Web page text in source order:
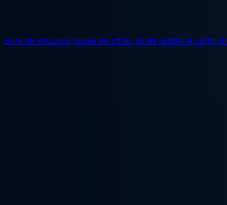
50 % de réduction toutes les offres, durée limitée. À partir de